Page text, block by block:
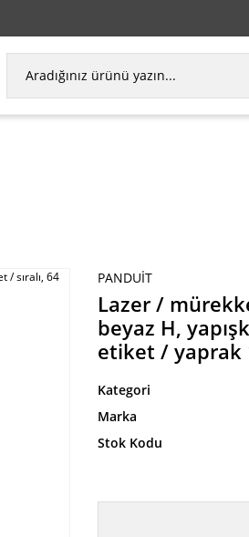
PANDUIT
Lazer /
beyaz H,
etiket / yaprak
Kategori
Marka
Stok Kodu